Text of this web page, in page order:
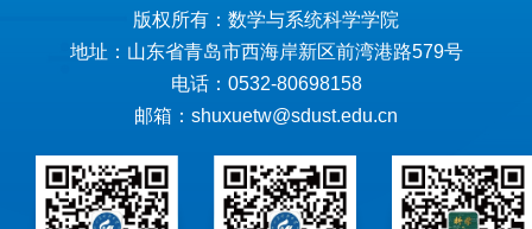
版权所有：数学与系统科学学院
地址：山东省青岛市西海岸新区前湾港路579号
电话：0532-80698158
邮箱：shuxuetw@sdust.edu.cn